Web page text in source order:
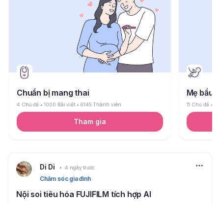
Chuẩn bị mang thai
4 Chủ đề 1000 Bài viết 6145 Thành viên
Tham gia
Mẹ bầu
11 Chủ đề
Di Di 4 ngày trước
Chăm sóc gia đình
Nội soi tiêu hóa FUJIFILM tích hợp AI